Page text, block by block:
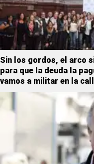
Sin los gordos, el arco
para que la deuda la
vamos a militar en la